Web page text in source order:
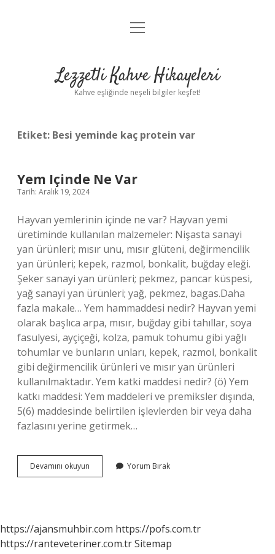
Anasayfa
Yasal Uyarı
menüyü
Lezzetli Kahve Hikayeleri
Kahve eşliğinde neşeli bilgiler keşfet!
Etiket: Besi yeminde kaç protein var
Yem Içinde Ne Var
Tarih: Aralık 19, 2024
Hayvan yemlerinin içinde ne var? Hayvan yemi
üretiminde kullanılan malzemeler: Nişasta sanayi
yan ürünleri; mısır unu, mısır glüteni, değirmencilik
yan ürünleri; kepek, razmol, bonkalit, buğday eleği.
Şeker sanayi yan ürünleri; pekmez, pancar küspesi,
yağ sanayi yan ürünleri; yağ, pekmez, bagas.Daha
fazla makale… Yem hammaddesi nedir? Hayvan yemi
olarak başlıca arpa, mısır, buğday gibi tahıllar, soya
fasulyesi, ayçiçeği, kolza, pamuk tohumu gibi yağlı
tohumlar ve bunların unları, kepek, razmol, bonkalit
gibi değirmencilik ürünleri ve mısır yan ürünleri
kullanılmaktadır. Yem katki maddesi nedir? (ö) Yem
katkı maddesi: Yem maddeleri ve premiksler dışında,
5(6) maddesinde belirtilen işlevlerden bir veya daha
fazlasını yerine getirmek…
Devamını okuyun
Içinde
Yorum Bırak
https://ajansmuhbir.com https://pofs.com.tr
https://ranteveteriner.com.trSitemap